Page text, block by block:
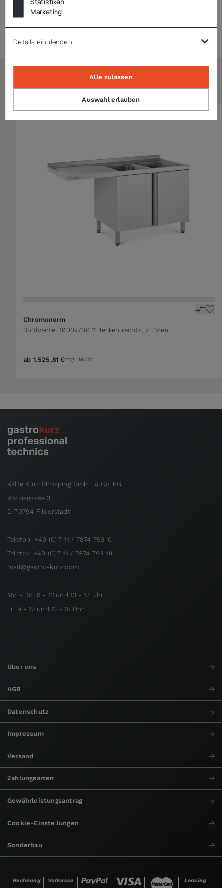
Zubehör
Ähnliche Artikel
Chromonorm
Spülcenter 1900x700 2 Becken rechts, 2 Türen
ab 1.525,81 €zzgl. MwSt.
Kälte Kurz Shopping GmbH & Co. KG
Krokisgasse 3
D-70794 Filderstadt
Telefon: +49 (0) 7 11 / 7874 793-0
Telefax: +49 (0) 7 11 / 7874 793-10
mail@gastro-kurz.com
Mo - Do: 9 - 12 und 13 - 17 Uhr
Fr: 9 - 12 und 13 - 15 Uhr
Über uns
AGB
Datenschutz
Impressum
Versand
Zahlungsarten
Gewährleistungsantrag
Cookie-Einstellungen
Sonderbau
Rechnung Vorkasse Leasing
Statistiken
Marketing
Details einblenden
Auswahl erlauben
Alle zulassen